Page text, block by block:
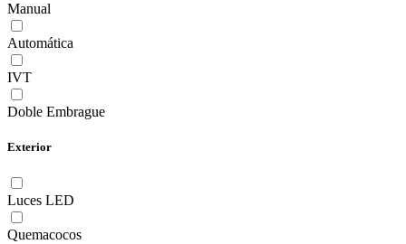
Manual
Automática
IVT
Doble Embrague
Exterior
Luces LED
Quemacocos